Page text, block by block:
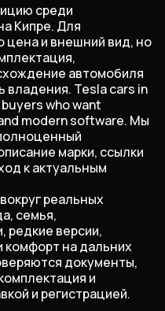
среди
Кипре. Для
цена и внешний вид, но
автомобиля
владения. Tesla cars in
who want
modern software. Мы
марки, ссылки
к актуальным
реальных
семья,
редкие версии,
комфорт на дальних
документы,
и
и регистрацией.